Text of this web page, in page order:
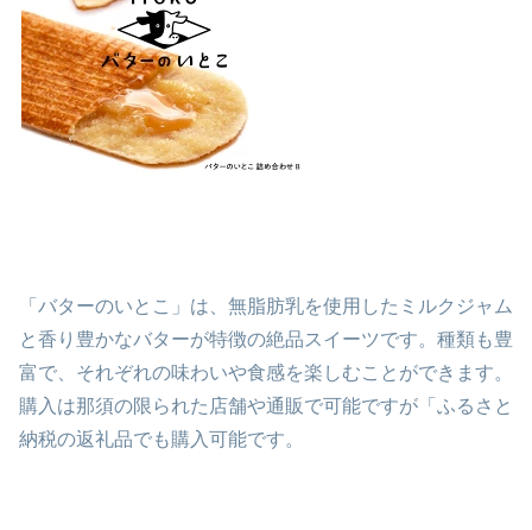
「バターのいとこ」は、無脂肪乳を使用したミルクジャム
と香り豊かなバターが特徴の絶品スイーツです。種類も豊
富で、それぞれの味わいや食感を楽しむことができます。
購入は那須の限られた店舗や通販で可能ですが「ふるさと
納税の返礼品でも購入可能です。